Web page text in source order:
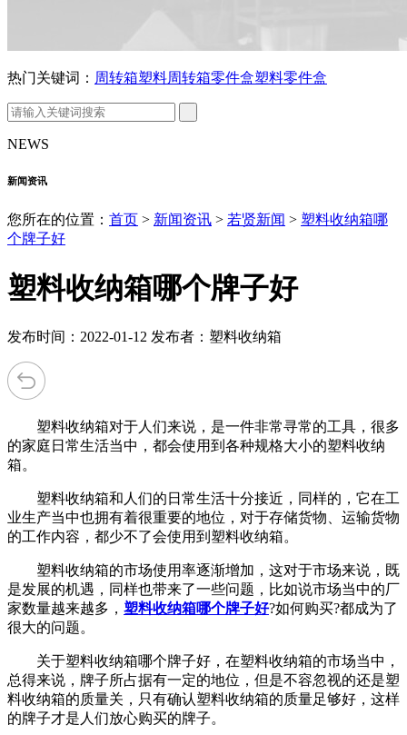
热门关键词： 周转箱塑料周转箱零件盒塑料零件盒
NEWS
新闻资讯
您所在的位置： 首页 > 新闻资讯 > 若贤新闻 > 塑料收纳箱哪
个牌子好
塑料收纳箱哪个牌子好
发布时间：2022-01-12 发布者：塑料收纳箱
塑料收纳箱对于人们来说，是一件非常寻常的工具，很多
的家庭日常生活当中，都会使用到各种规格大小的塑料收纳
箱。
塑料收纳箱和人们的日常生活十分接近，同样的，它在工
业生产当中也拥有着很重要的地位，对于存储货物、运输货物
的工作内容，都少不了会使用到塑料收纳箱。
塑料收纳箱的市场使用率逐渐增加，这对于市场来说，既
是发展的机遇，同样也带来了一些问题，比如说市场当中的厂
家数量越来越多， 塑料收纳箱哪个牌子好?如何购买?都成为了
很大的问题。
关于塑料收纳箱哪个牌子好，在塑料收纳箱的市场当中，
总得来说，牌子所占据有一定的地位，但是不容忽视的还是塑
料收纳箱的质量关，只有确认塑料收纳箱的质量足够好，这样
的牌子才是人们放心购买的牌子。